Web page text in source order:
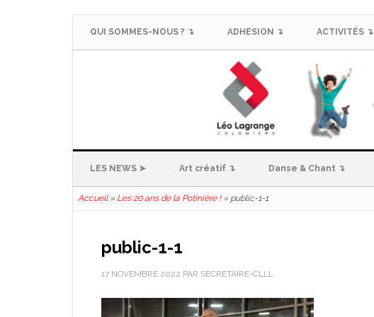
QUI SOMMES-NOUS ? ↴ ADHESION ↴ ACTIVITÉS ↴
LES NEWS ➤ Art créatif ↴ Danse & Chant ↴
Accueil» Les 20 ans de la Potinière !» public-1-1
public-1-1
17 NOVEMBRE 2022 PAR SECRETAIRE-CLLL